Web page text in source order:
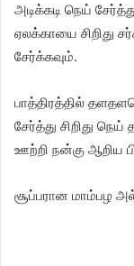
அடிக்கடி நெய்
ஏல‌க்கா‌யை ‌சி‌றிது
சே‌ர்‌க்கவு‌ம்.
பா‌த்‌திர‌த்‌தி‌ல்
சேர்த்து சி‌றிது
ஊற்றி நன்கு ஆறிய
சூப்பரான மா‌ம்பழ